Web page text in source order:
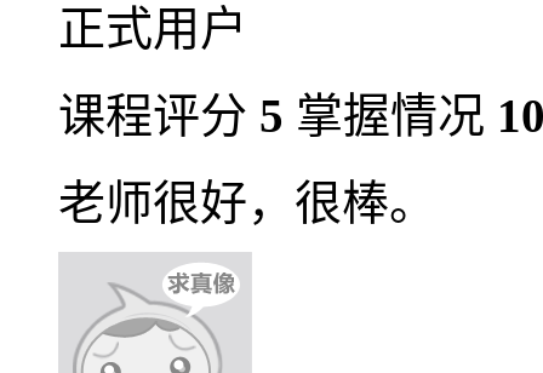
正式用户
课程评分 5 掌握情况
老师很好，很棒。